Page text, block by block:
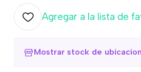
Agregar a la lista de
Mostrar stock de